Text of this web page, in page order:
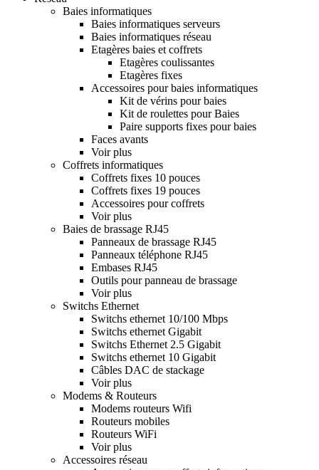
Baies informatiques
Baies informatiques serveurs
Baies informatiques réseau
Etagères baies et coffrets
Etagères coulissantes
Etagères fixes
Accessoires pour baies informatiques
Kit de vérins pour baies
Kit de roulettes pour Baies
Paire supports fixes pour baies
Faces avants
Voir plus
Coffrets informatiques
Coffrets fixes 10 pouces
Coffrets fixes 19 pouces
Accessoires pour coffrets
Voir plus
Baies de brassage RJ45
Panneaux de brassage RJ45
Panneaux téléphone RJ45
Embases RJ45
Outils pour panneau de brassage
Voir plus
Switchs Ethernet
Switchs ethernet 10/100 Mbps
Switchs ethernet Gigabit
Switchs Ethernet 2.5 Gigabit
Switchs ethernet 10 Gigabit
Câbles DAC de stackage
Voir plus
Modems & Routeurs
Modems routeurs Wifi
Routeurs mobiles
Routeurs WiFi
Voir plus
Accessoires réseau